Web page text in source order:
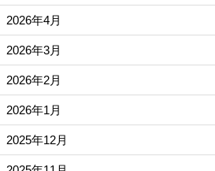
2026年4月
2026年3月
2026年2月
2026年1月
2025年12月